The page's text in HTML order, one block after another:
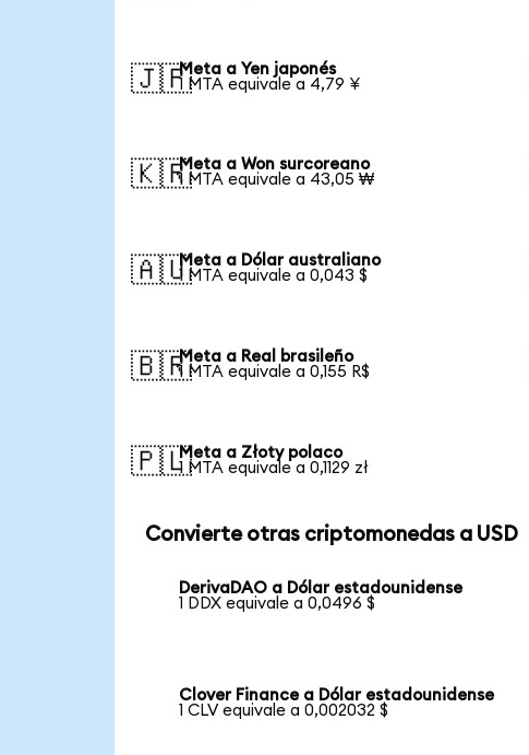
🇯🇵Meta a Yen japonés
1 MTA equivale a 4,79 ¥
🇰🇷Meta a Won surcoreano
1 MTA equivale a 43,05 ₩
🇦🇺Meta a Dólar australiano
1 MTA equivale a 0,043 $
🇧🇷Meta a Real brasileño
1 MTA equivale a 0,155 R$
🇵🇱Meta a Złoty polaco
1 MTA equivale a 0,1129 zł
Convierte otras criptomonedas a USD
DerivaDAO a Dólar estadounidense
1 DDX equivale a 0,0496 $
Clover Finance a Dólar estadounidense
1 CLV equivale a 0,002032 $